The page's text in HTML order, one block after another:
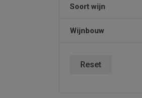
Soort wijn
Wijnbouw
Reset